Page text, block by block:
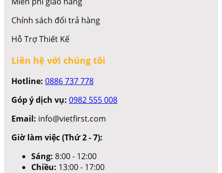
Chính sách đổi trả hàng
Hỗ Trợ Thiết Kế
Liên hệ với chúng tôi
Hotline: 0886 737 778
Góp ý dịch vụ: 0982 555 008
Email: info@vietfirst.com
Giờ làm việc (Thứ 2 - 7):
Sáng: 8:00 - 12:00
Chiều: 13:00 - 17:00